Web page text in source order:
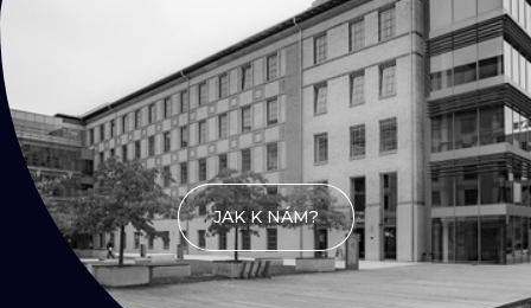
na kafe
JAK K NÁM?